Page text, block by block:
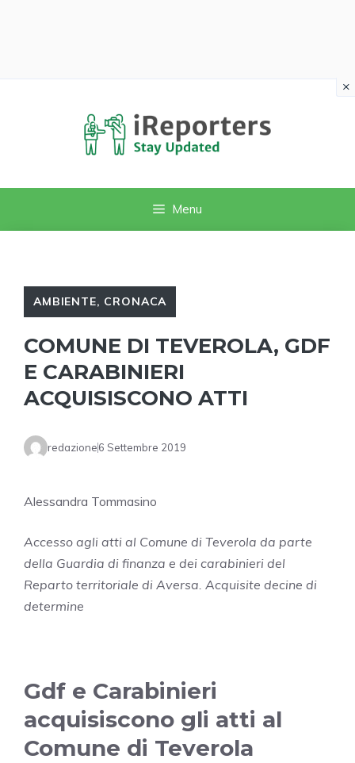
Menu
AMBIENTE, CRONACA
COMUNE DI TEVEROLA, GDF
E CARABINIERI
ACQUISISCONO ATTI
redazione6 Settembre 2019
Alessandra Tommasino
Accesso agli atti al Comune di Teverola da parte
della Guardia di finanza e dei carabinieri del
Reparto territoriale di Aversa. Acquisite decine di
determine
Gdf e Carabinieri
acquisiscono gli atti al
Comune di Teverola
×